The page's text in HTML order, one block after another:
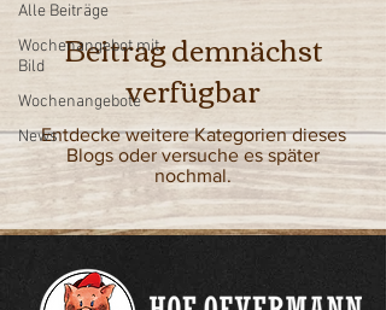
Alle Beiträge
Wochenangebot mit
Bild
Wochenangebote
News
Beitrag demnächst
verfügbar
Entdecke weitere Kategorien dieses
Blogs oder versuche es später
nochmal.